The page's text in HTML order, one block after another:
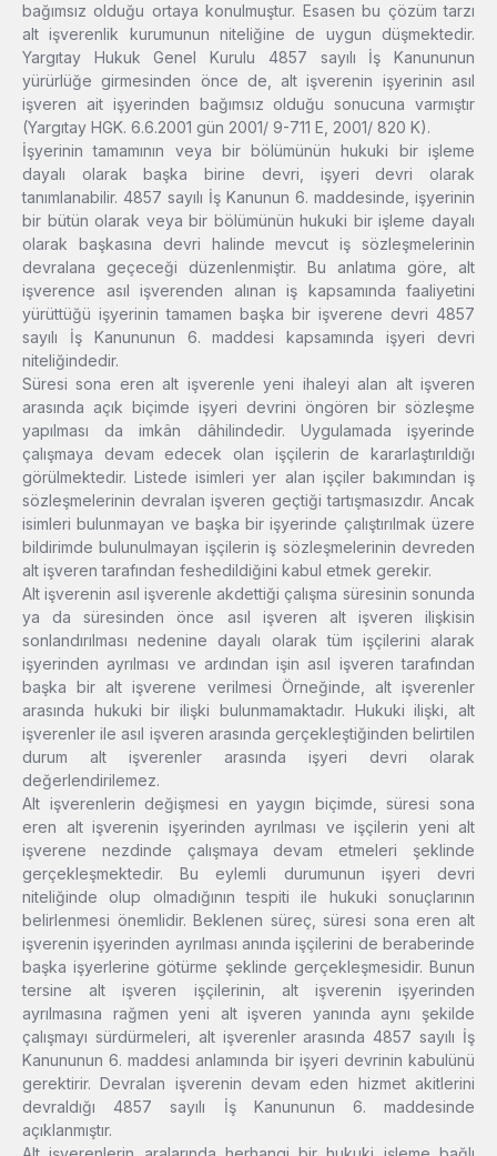
bağımsız olduğu ortaya konulmuştur. Esasen bu çözüm tarzı
alt işverenlik kurumunun niteliğine de uygun düşmektedir.
Yargıtay Hukuk Genel Kurulu 4857 sayılı İş Kanununun
yürürlüğe girmesinden önce de, alt işverenin işyerinin asıl
işveren ait işyerinden bağımsız olduğu sonucuna varmıştır
(Yargıtay HGK. 6.6.2001 gün 2001/ 9-711 E, 2001/ 820 K).
İşyerinin tamamının veya bir bölümünün hukuki bir işleme
dayalı olarak başka birine devri, işyeri devri olarak
tanımlanabilir. 4857 sayılı İş Kanunun 6. maddesinde, işyerinin
bir bütün olarak veya bir bölümünün hukuki bir işleme dayalı
olarak başkasına devri halinde mevcut iş sözleşmelerinin
devralana geçeceği düzenlenmiştir. Bu anlatıma göre, alt
işverence asıl işverenden alınan iş kapsamında faaliyetini
yürüttüğü işyerinin tamamen başka bir işverene devri 4857
sayılı İş Kanununun 6. maddesi kapsamında işyeri devri
niteliğindedir.
Süresi sona eren alt işverenle yeni ihaleyi alan alt işveren
arasında açık biçimde işyeri devrini öngören bir sözleşme
yapılması da imkân dâhilindedir. Uygulamada işyerinde
çalışmaya devam edecek olan işçilerin de kararlaştırıldığı
görülmektedir. Listede isimleri yer alan işçiler bakımından iş
sözleşmelerinin devralan işveren geçtiği tartışmasızdır. Ancak
isimleri bulunmayan ve başka bir işyerinde çalıştırılmak üzere
bildirimde bulunulmayan işçilerin iş sözleşmelerinin devreden
alt işveren tarafından feshedildiğini kabul etmek gerekir.
Alt işverenin asıl işverenle akdettiği çalışma süresinin sonunda
ya da süresinden önce asıl işveren alt işveren ilişkisin
sonlandırılması nedenine dayalı olarak tüm işçilerini alarak
işyerinden ayrılması ve ardından işin asıl işveren tarafından
başka bir alt işverene verilmesi Örneğinde, alt işverenler
arasında hukuki bir ilişki bulunmamaktadır. Hukuki ilişki, alt
işverenler ile asıl işveren arasında gerçekleştiğinden belirtilen
durum alt işverenler arasında işyeri devri olarak
değerlendirilemez.
Alt işverenlerin değişmesi en yaygın biçimde, süresi sona
eren alt işverenin işyerinden ayrılması ve işçilerin yeni alt
işverene nezdinde çalışmaya devam etmeleri şeklinde
gerçekleşmektedir. Bu eylemli durumunun işyeri devri
niteliğinde olup olmadığının tespiti ile hukuki sonuçlarının
belirlenmesi önemlidir. Beklenen süreç, süresi sona eren alt
işverenin işyerinden ayrılması anında işçilerini de beraberinde
başka işyerlerine götürme şeklinde gerçekleşmesidir. Bunun
tersine alt işveren işçilerinin, alt işverenin işyerinden
ayrılmasına rağmen yeni alt işveren yanında aynı şekilde
çalışmayı sürdürmeleri, alt işverenler arasında 4857 sayılı İş
Kanununun 6. maddesi anlamında bir işyeri devrinin kabulünü
gerektirir. Devralan işverenin devam eden hizmet akitlerini
devraldığı 4857 sayılı İş Kanununun 6. maddesinde
açıklanmıştır.